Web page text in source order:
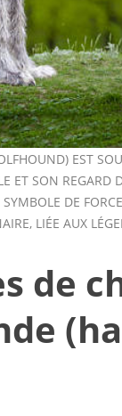
EST
ET SON REGARD
DE
LIÉE AUX
de